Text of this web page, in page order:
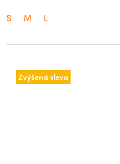
S M L
Zvýšená sleva